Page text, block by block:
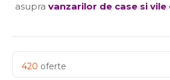
asupra vanzarilor de case si vile
420 oferte